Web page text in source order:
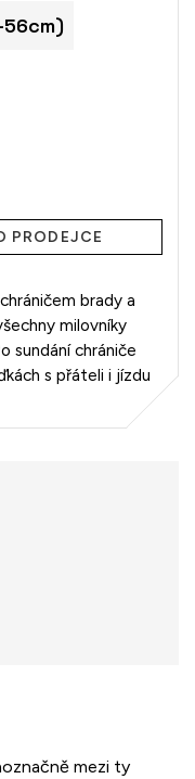
PRODEJCE
brady a
milovníky
sundání chrániče
s přáteli i jízdu
mezi ty